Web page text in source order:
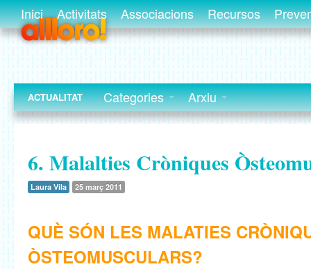
Inici Activitats Associacions Recursos
ACTUALITAT Categories Arxiu
6. Malalties Cròniques
Laura Vila 25 març 2011
QUÈ SÓN LES MALATIES
ÒSTEOMUSCULARS?